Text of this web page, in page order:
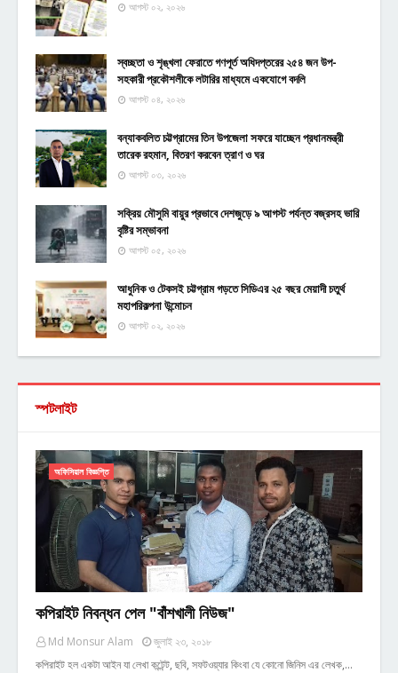
আগস্ট ০২, ২০২৬
স্বচ্ছতা ও শৃঙ্খলা ফেরাতে গণপূর্ত অধিদপ্তরের ২৫৪ জন উপ-
সহকারী প্রকৌশলীকে লটারির মাধ্যমে একযোগে বদলি
আগস্ট ০৪, ২০২৬
বন্যাকবলিত চট্টগ্রামের তিন উপজেলা সফরে যাচ্ছেন প্রধানমন্ত্রী
তারেক রহমান, বিতরণ করবেন ত্রাণ ও ঘর
আগস্ট ০৩, ২০২৬
সক্রিয় মৌসুমি বায়ুর প্রভাবে দেশজুড়ে ৯ আগস্ট পর্যন্ত বজ্রসহ ভারি
বৃষ্টির সম্ভাবনা
আগস্ট ০৫, ২০২৬
আধুনিক ও টেকসই চট্টগ্রাম গড়তে সিডিএর ২৫ বছর মেয়াদী চতুর্থ
মহাপরিকল্পনা উন্মোচন
আগস্ট ০২, ২০২৬
স্পটলাইট
অফিসিয়াল বিজ্ঞপ্তি
কপিরাইট নিবন্ধন পেল "বাঁশখালী নিউজ"
Md Monsur Alam
জুলাই ২৩, ২০১৮
কপিরাইট হল একটা আইন যা লেখা কন্টেন্ট, ছবি, সফটওয়্যার কিংবা যে কোনো জিনিস এর লেখক,…